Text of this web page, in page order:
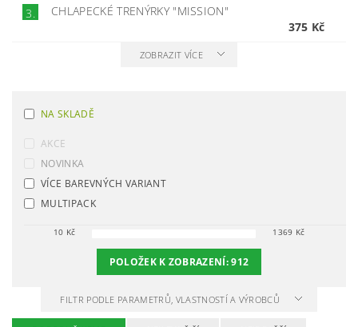
3.
CHLAPECKÉ TRENÝRKY "MISSION"
375 Kč
ZOBRAZIT VÍCE
NA SKLADĚ
AKCE
NOVINKA
VÍCE BAREVNÝCH VARIANT
MULTIPACK
10 Kč 1369 Kč
POLOŽEK K ZOBRAZENÍ:912
FILTR PODLE PARAMETRŮ, VLASTNOSTÍ A VÝROBCŮ